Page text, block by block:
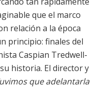
que el marco
relación a la época
principio: finales del
Caspian Tredwell-
historia. El director y
que adelantarla